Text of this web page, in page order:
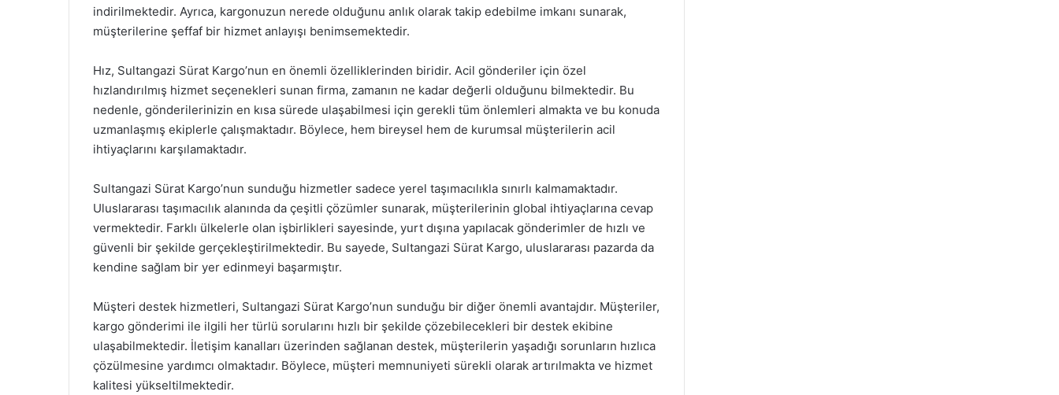
indirilmektedir. Ayrıca, kargonuzun nerede olduğunu anlık olarak takip edebilme imkanı sunarak,
müşterilerine şeffaf bir hizmet anlayışı benimsemektedir.
Hız, Sultangazi Sürat Kargo’nun en önemli özelliklerinden biridir. Acil gönderiler için özel
hızlandırılmış hizmet seçenekleri sunan firma, zamanın ne kadar değerli olduğunu bilmektedir. Bu
nedenle, gönderilerinizin en kısa sürede ulaşabilmesi için gerekli tüm önlemleri almakta ve bu konuda
uzmanlaşmış ekiplerle çalışmaktadır. Böylece, hem bireysel hem de kurumsal müşterilerin acil
ihtiyaçlarını karşılamaktadır.
Sultangazi Sürat Kargo’nun sunduğu hizmetler sadece yerel taşımacılıkla sınırlı kalmamaktadır.
Uluslararası taşımacılık alanında da çeşitli çözümler sunarak, müşterilerinin global ihtiyaçlarına cevap
vermektedir. Farklı ülkelerle olan işbirlikleri sayesinde, yurt dışına yapılacak gönderimler de hızlı ve
güvenli bir şekilde gerçekleştirilmektedir. Bu sayede, Sultangazi Sürat Kargo, uluslararası pazarda da
kendine sağlam bir yer edinmeyi başarmıştır.
Müşteri destek hizmetleri, Sultangazi Sürat Kargo’nun sunduğu bir diğer önemli avantajdır. Müşteriler,
kargo gönderimi ile ilgili her türlü sorularını hızlı bir şekilde çözebilecekleri bir destek ekibine
ulaşabilmektedir. İletişim kanalları üzerinden sağlanan destek, müşterilerin yaşadığı sorunların hızlıca
çözülmesine yardımcı olmaktadır. Böylece, müşteri memnuniyeti sürekli olarak artırılmakta ve hizmet
kalitesi yükseltilmektedir.